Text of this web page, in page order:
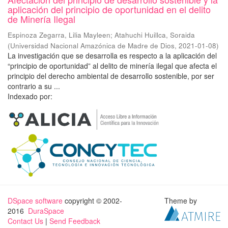
aplicación del principio de oportunidad en el delito
de Minería Ilegal
Espinoza Zegarra, Lilia Mayleen; Atahuchi Huillca, Soraida
(Universidad Nacional Amazónica de Madre de Dios, 2021-01-08)
La investigación que se desarrolla es respecto a la aplicación del
“principio de oportunidad” al delito de minería ilegal que afecta el
principio del derecho ambiental de desarrollo sostenible, por ser
contrario a su ...
Indexado por:
DSpace software copyright © 2002-
2016 DuraSpace
Contact Us | Send Feedback
Theme by